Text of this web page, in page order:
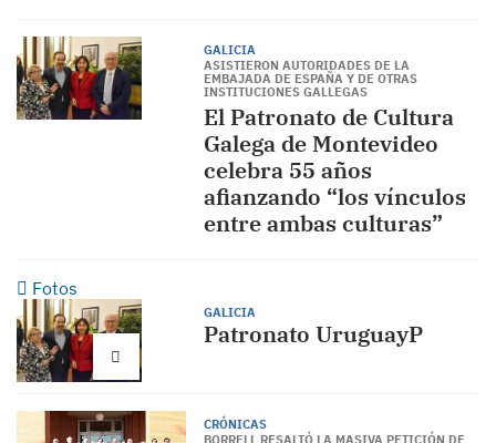
GALICIA
ASISTIERON AUTORIDADES DE LA
EMBAJADA DE ESPAÑA Y DE OTRAS
INSTITUCIONES GALLEGAS
El Patronato de Cultura
Galega de Montevideo
celebra 55 años
afianzando “los vínculos
entre ambas culturas”
Fotos
GALICIA
Patronato UruguayP
CRÓNICAS
BORRELL RESALTÓ LA MASIVA PETICIÓN DE